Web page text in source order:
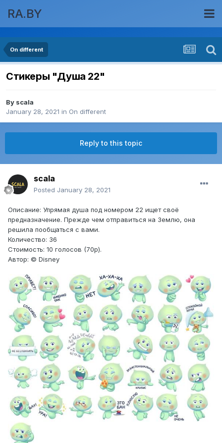
RA.BY
On different
Стикеры "Душа 22"
By scala
January 28, 2021 in On different
Reply to this topic
scala
Posted January 28, 2021
Описание: Упрямая душа под номером 22 ищет своё
предназначение. Прежде чем отправиться на Землю, она
решила пообщаться с вами.
Количество: 36
Стоимость: 10 голосов (70р).
Автор: © Disney